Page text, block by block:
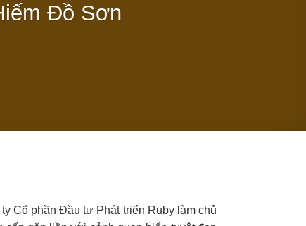
Đồ Sơn
Cổ phần Đầu tư Phát triển Ruby làm chủ